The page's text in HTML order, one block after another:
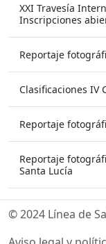
XXI Travesía
Inscripciones
Reportaje
Clasificaciones IV
Reportaje
Reportaje
Santa Lucía
© 2024 Línea de